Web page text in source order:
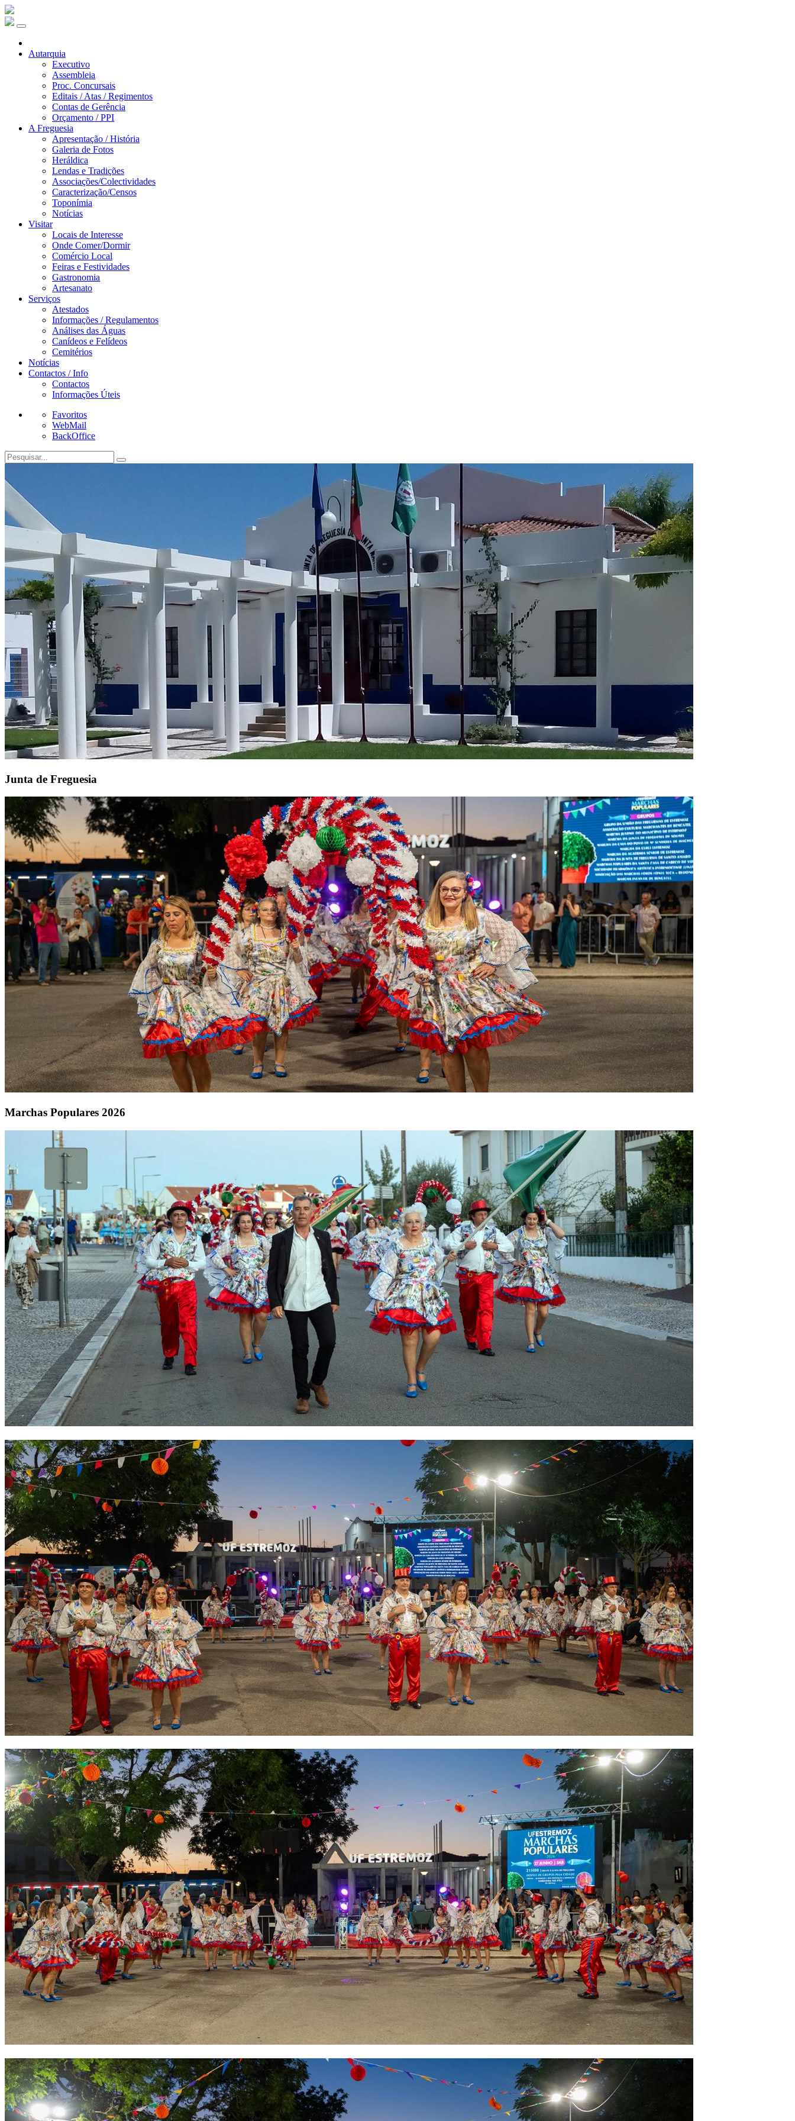
Autarquia
Executivo
Assembleia
Proc. Concursais
Editais / Atas / Regimentos
Contas de Gerência
Orçamento / PPI
A Freguesia
Apresentação / História
Galeria de Fotos
Heráldica
Lendas e Tradições
Associações/Colectividades
Caracterização/Censos
Toponímia
Notícias
Visitar
Locais de Interesse
Onde Comer/Dormir
Comércio Local
Feiras e Festividades
Gastronomia
Artesanato
Serviços
Atestados
Informações / Regulamentos
Análises das Águas
Canídeos e Felídeos
Cemitérios
Notícias
Contactos / Info
Contactos
Informações Úteis
Favoritos
WebMail
BackOffice
Junta de Freguesia
Marchas Populares 2026